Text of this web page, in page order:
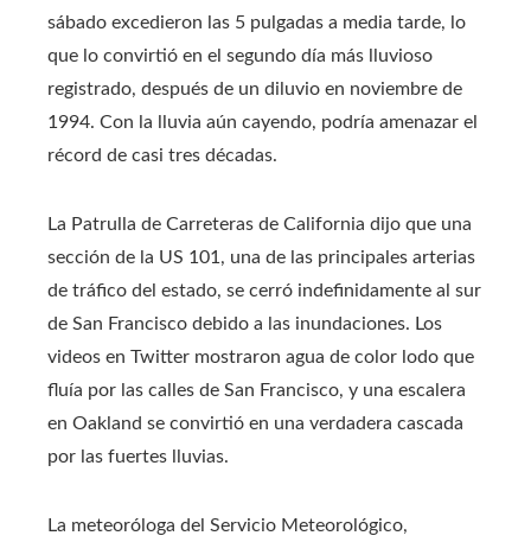
sábado excedieron las 5 pulgadas a media tarde, lo
que lo convirtió en el segundo día más lluvioso
registrado, después de un diluvio en noviembre de
1994. Con la lluvia aún cayendo, podría amenazar el
récord de casi tres décadas.
La Patrulla de Carreteras de California dijo que una
sección de la US 101, una de las principales arterias
de tráfico del estado, se cerró indefinidamente al sur
de San Francisco debido a las inundaciones. Los
videos en Twitter mostraron agua de color lodo que
fluía por las calles de San Francisco, y una escalera
en Oakland se convirtió en una verdadera cascada
por las fuertes lluvias.
La meteoróloga del Servicio Meteorológico,